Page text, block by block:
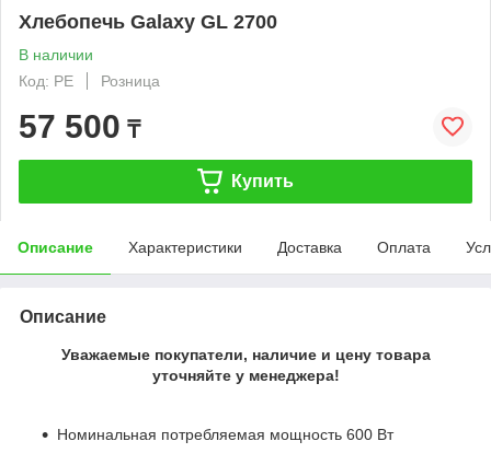
Хлебопечь Galaxy GL 2700
В наличии
Код: PE
Розница
57 500 ₸
Купить
Описание Характеристики Доставка Оплата
Описание
Уважаемые покупатели, наличие и цену товара
уточняйте у менеджера!
Номинальная потребляемая мощность 600 Вт